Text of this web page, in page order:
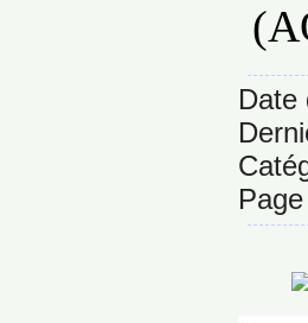
Date